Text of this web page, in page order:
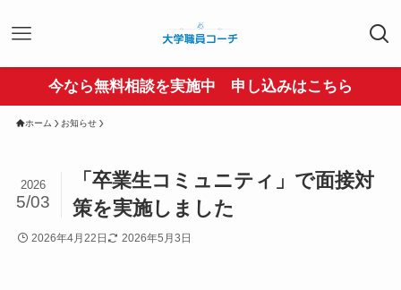
今なら無料相談を実施中 申し込みはこちら
ホーム お知らせ
「卒業生コミュニティ」で面接対
策を実施しました
2026
5/03
2026年4月22日 2026年5月3日